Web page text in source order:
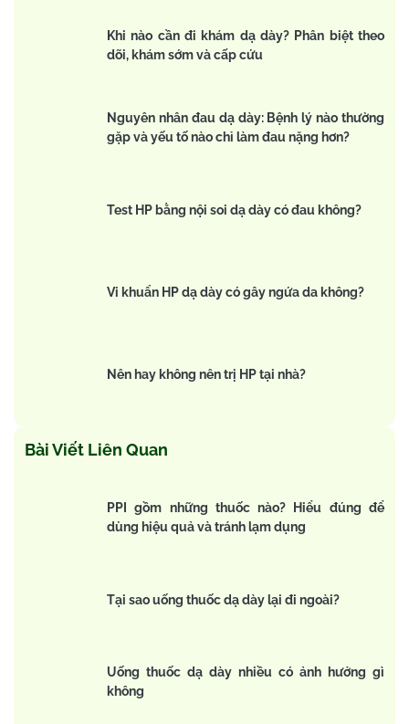
Khi nào cần đi khám dạ dày? Phân biệt theo
dõi, khám sớm và cấp cứu
Nguyên nhân đau dạ dày: Bệnh lý nào thường
gặp và yếu tố nào chỉ làm đau nặng hơn?
Test HP bằng nội soi dạ dày có đau không?
Vi khuẩn HP dạ dày có gây ngứa da không?
Nên hay không nên trị HP tại nhà?
Bài Viết Liên Quan
PPI gồm những thuốc nào? Hiểu đúng để
dùng hiệu quả và tránh lạm dụng
Tại sao uống thuốc dạ dày lại đi ngoài?
Uống thuốc dạ dày nhiều có ảnh hưởng gì
không